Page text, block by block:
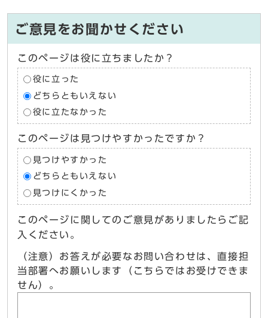
ご意見をお聞かせください
このページは役に立ちましたか？
役に立った
どちらともいえない
役に立たなかった
このページは見つけやすかったですか？
見つけやすかった
どちらともいえない
見つけにくかった
このページに関してのご意見がありましたらご記
入ください。
（注意）お答えが必要なお問い合わせは、直接担
当部署へお願いします（こちらではお受けできま
せん）。